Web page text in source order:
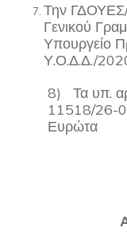
Την
Γενικού
Υπουργείο
Υ.Ο.Δ.Δ./
8) Τα υπ.
11518/26-
Ευρώτα